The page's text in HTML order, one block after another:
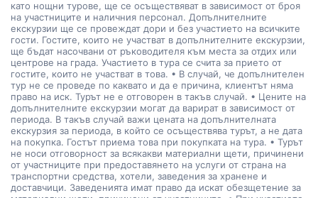
като нощни турове, ще се осъществяват в зависимост от броя
на участниците и наличния персонал. Допълнителните
екскурзии ще се провеждат дори и без участието на всичките
гости. Гостите, които не участват в допълнителните екскурзии,
ще бъдат насочвани от ръководителя към места за отдих или
центрове на града. Участието в тура се счита за прието от
гостите, които не участват в това. • В случай, че допълнителен
тур не се проведе по каквато и да е причина, клиентът няма
право на иск. Турът не е отговорен в такъв случай. • Цените на
допълнителните екскурзии могат да варират в зависимост от
периода. В такъв случай важи цената на допълнителната
екскурзия за периода, в който се осъществява турът, а не дата
на покупка. Гостът приема това при покупката на тура. • Турът
не носи отговорност за всякакви материални щети, причинени
от участниците при предоставянето на услуги от страна на
транспортни средства, хотели, заведения за хранене и
доставчици. Заведенията имат право да искат обезщетение за